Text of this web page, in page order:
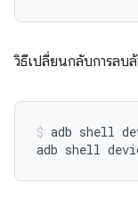
วิธีเปลี่ยนกลับการลบล้
adb shell
adb shell